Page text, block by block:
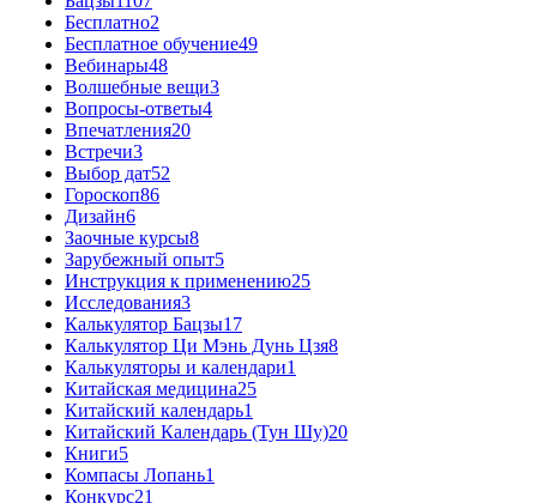
Бесплатно2
Бесплатное обучение49
Вебинары48
Волшебные вещи3
Вопросы-ответы4
Впечатления20
Встречи3
Выбор дат52
Гороскоп86
Дизайн6
Заочные курсы8
Зарубежный опыт5
Инструкция к применению25
Исследования3
Калькулятор Бацзы17
Калькулятор Ци Мэнь Дунь Цзя8
Калькуляторы и календари1
Китайская медицина25
Китайский календарь1
Китайский Календарь (Тун Шу)20
Книги5
Компасы Лопань1
Конкурс21